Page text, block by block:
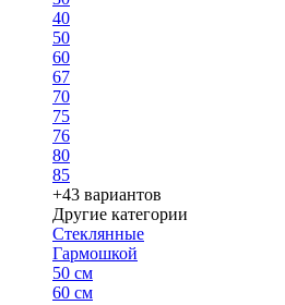
40
50
60
67
70
75
76
80
85
+43 вариантов
Другие категории
Стеклянные
Гармошкой
50 см
60 см